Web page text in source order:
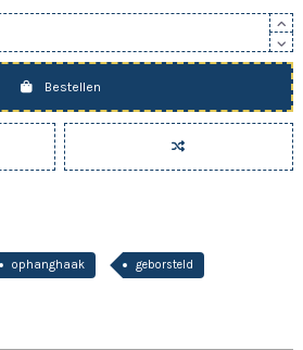
Bestellen
ophanghaak geborsteld